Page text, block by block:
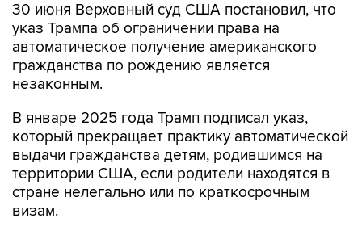
30 июня Верховный суд США постановил, что
указ Трампа об ограничении права на
автоматическое получение американского
гражданства по рождению является
незаконным.
В январе 2025 года Трамп подписал указ,
который прекращает практику автоматической
выдачи гражданства детям, родившимся на
территории США, если родители находятся в
стране нелегально или по краткосрочным
визам.